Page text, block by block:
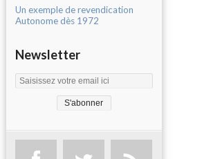
Un exemple de revendication
Autonome dès 1972
Newsletter